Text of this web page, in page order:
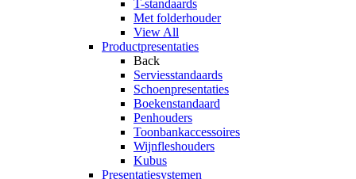
T-standaards
Met folderhouder
View All
Productpresentaties
Back
Serviesstandaards
Schoenpresentaties
Boekenstandaard
Penhouders
Toonbankaccessoires
Wijnfleshouders
Kubus
Presentatiesystemen